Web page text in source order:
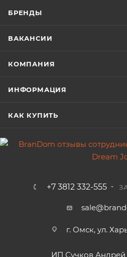
БРЕНДЫ
ВАКАНСИИ
КОМПАНИЯ
ИНФОРМАЦИЯ
КАК КУПИТЬ
+7 3812 332-555
г. Омск, ул.
ИП Сучков Андрей